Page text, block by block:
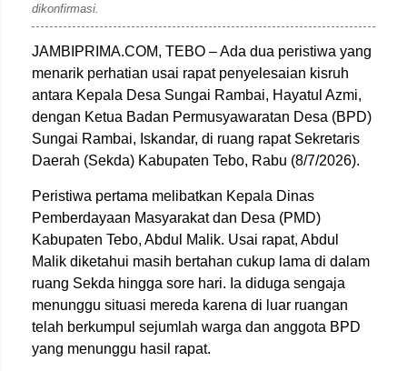
dikonfirmasi.
JAMBIPRIMA.COM, TEBO – Ada dua peristiwa yang
menarik perhatian usai rapat penyelesaian kisruh
antara Kepala Desa Sungai Rambai, Hayatul Azmi,
dengan Ketua Badan Permusyawaratan Desa (BPD)
Sungai Rambai, Iskandar, di ruang rapat Sekretaris
Daerah (Sekda) Kabupaten Tebo, Rabu (8/7/2026).
Peristiwa pertama melibatkan Kepala Dinas
Pemberdayaan Masyarakat dan Desa (PMD)
Kabupaten Tebo, Abdul Malik. Usai rapat, Abdul
Malik diketahui masih bertahan cukup lama di dalam
ruang Sekda hingga sore hari. Ia diduga sengaja
menunggu situasi mereda karena di luar ruangan
telah berkumpul sejumlah warga dan anggota BPD
yang menunggu hasil rapat.